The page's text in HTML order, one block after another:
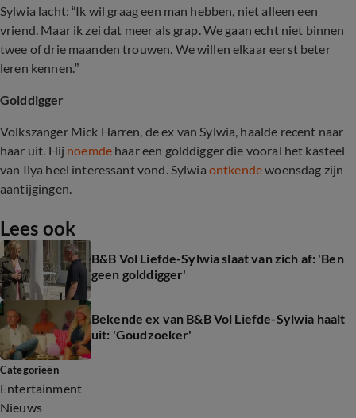
Sylwia lacht: “Ik wil graag een man hebben, niet alleen een
vriend. Maar ik zei dat meer als grap. We gaan echt niet binnen
twee of drie maanden trouwen. We willen elkaar eerst beter
leren kennen.”
Golddigger
Volkszanger Mick Harren, de ex van Sylwia, haalde recent naar
haar uit. Hij noemde haar een golddigger die vooral het kasteel
van Ilya heel interessant vond. Sylwia ontkendewoensdag zijn
aantijgingen.
Lees ook
B&B Vol Liefde-Sylwia slaat van zich af: 'Ben
geen golddigger'
Bekende ex van B&B Vol Liefde-Sylwia haalt
uit: 'Goudzoeker'
Categorieën
Entertainment
Nieuws